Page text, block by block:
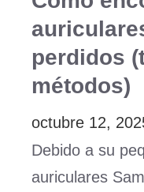
perdidos
métodos)
octubre 12,
Debido a su
auriculares